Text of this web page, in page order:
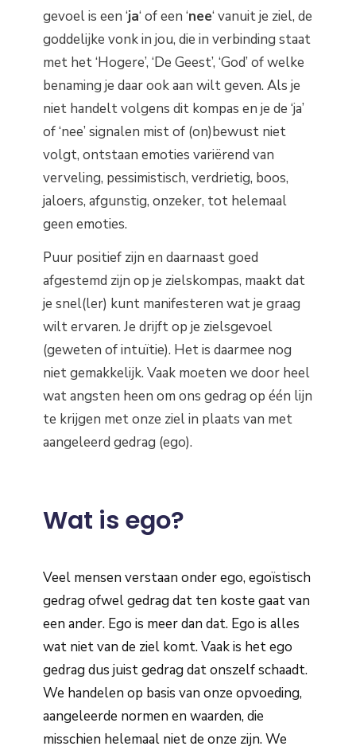
gevoel is een ‘ja‘ of een ‘nee‘ vanuit je ziel, de
goddelijke vonk in jou, die in verbinding staat
met het ‘Hogere’, ‘De Geest’, ‘God’ of welke
benaming je daar ook aan wilt geven. Als je
niet handelt volgens dit kompas en je de ‘ja’
of ‘nee’ signalen mist of (on)bewust niet
volgt, ontstaan emoties variërend van
verveling, pessimistisch, verdrietig, boos,
jaloers, afgunstig, onzeker, tot helemaal
geen emoties.
Puur positief zijn en daarnaast goed
afgestemd zijn op je zielskompas, maakt dat
je snel(ler) kunt manifesteren wat je graag
wilt ervaren. Je drijft op je zielsgevoel
(geweten of intuïtie). Het is daarmee nog
niet gemakkelijk. Vaak moeten we door heel
wat angsten heen om ons gedrag op één lijn
te krijgen met onze ziel in plaats van met
aangeleerd gedrag (ego).
Wat is ego?
Veel mensen verstaan onder ego, egoïstisch
gedrag ofwel gedrag dat ten koste gaat van
een ander. Ego is meer dan dat. Ego is alles
wat niet van de ziel komt. Vaak is het ego
gedrag dus juist gedrag dat onszelf schaadt.
We handelen op basis van onze opvoeding,
aangeleerde normen en waarden, die
misschien helemaal niet de onze zijn. We